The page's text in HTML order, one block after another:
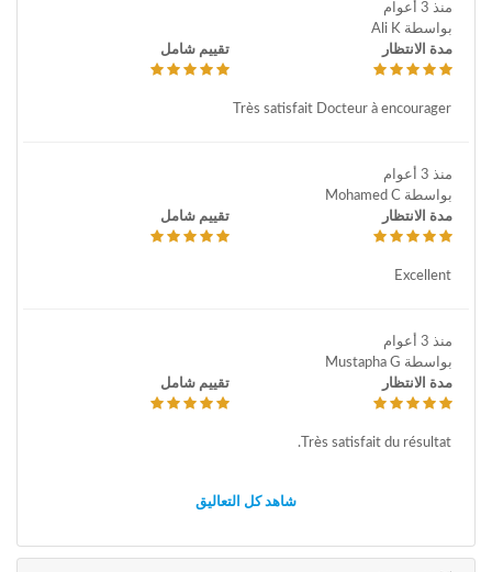
منذ 3 أعوام
بواسطة Ali K
مدة الانتظار
تقييم شامل
Très satisfait Docteur à encourager
منذ 3 أعوام
بواسطة Mohamed C
مدة الانتظار
تقييم شامل
Excellent
منذ 3 أعوام
بواسطة Mustapha G
مدة الانتظار
تقييم شامل
Très satisfait du résultat.
شاهد كل التعاليق